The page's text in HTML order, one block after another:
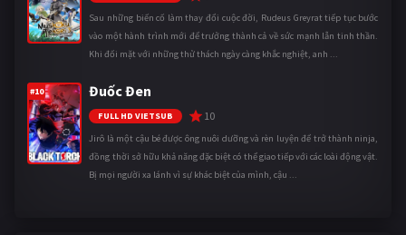
Sau những biến cố làm thay đổi cuộc đời, Rudeus Greyrat tiếp tục bước
vào một hành trình mới để trưởng thành cả về sức mạnh lẫn tinh thần.
Khi đối mặt với những thử thách ngày càng khắc nghiệt, anh ...
#10 Đuốc Đen
FULL HD VIETSUB 10
Jirô là một cậu bé được ông nuôi dưỡng và rèn luyện để trở thành ninja,
đồng thời sở hữu khả năng đặc biệt có thể giao tiếp với các loài động vật.
Bị mọi người xa lánh vì sự khác biệt của mình, cậu ...